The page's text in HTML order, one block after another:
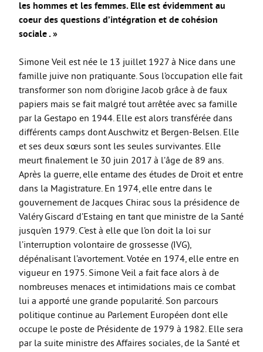
les hommes et les femmes. Elle est évidemment au
coeur des questions d’intégration et de cohésion
sociale . »
Simone Veil est née le 13 juillet 1927 à Nice dans une
famille juive non pratiquante. Sous l’occupation elle fait
transformer son nom d’origine Jacob grâce à de faux
papiers mais se fait malgré tout arrêtée avec sa famille
par la Gestapo en 1944. Elle est alors transférée dans
différents camps dont Auschwitz et Bergen-Belsen. Elle
et ses deux sœurs sont les seules survivantes. Elle
meurt finalement le 30 juin 2017 à l’âge de 89 ans.
Après la guerre, elle entame des études de Droit et entre
dans la Magistrature. En 1974, elle entre dans le
gouvernement de Jacques Chirac sous la présidence de
Valéry Giscard d’Estaing en tant que ministre de la Santé
jusqu’en 1979. C’est à elle que l’on doit la loi sur
l’interruption volontaire de grossesse (IVG),
dépénalisant l’avortement. Votée en 1974, elle entre en
vigueur en 1975. Simone Veil a fait face alors à de
nombreuses menaces et intimidations mais ce combat
lui a apporté une grande popularité. Son parcours
politique continue au Parlement Européen dont elle
occupe le poste de Présidente de 1979 à 1982. Elle sera
par la suite ministre des Affaires sociales, de la Santé et